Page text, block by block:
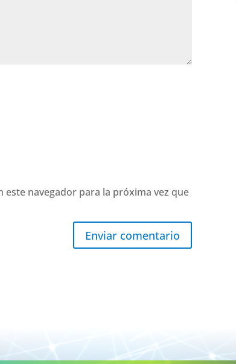
navegador para la próxima vez que
Enviar comentario